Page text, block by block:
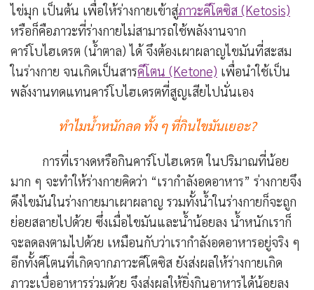
ไข่มุก เป็นต้น เพื่อให้ร่างกายเข้าสู่ภาวะคีโตซิส (Ketosis)
หรือก็คือภาวะที่ร่างกายไม่สามารถใช้พลังงานจาก
คาร์โบไฮเดรต (น้ำตาล) ได้ จึงต้องเผาผลาญไขมันที่สะสม
ในร่างกาย จนเกิดเป็นสารคีโตน (Ketone) เพื่อนำใช้เป็น
พลังงานทดแทนคาร์โบไฮเดรตที่สูญเสียไปนั่นเอง
ทำไมน้ำหนักลด ทั้ง ๆ ที่กินไขมันเยอะ?
การที่เรางดหรือกินคาร์โบไฮเดรต ในปริมาณที่น้อย
มาก ๆ จะทำให้ร่างกายคิดว่า “เรากำลังอดอาหาร” ร่างกายจึง
ดึงไขมันในร่างกายมาเผาผลาญ รวมทั้งน้ำในร่างกายก็จะถูก
ย่อยสลายไปด้วย ซึ่งเมื่อไขมันและน้ำน้อยลง น้ำหนักเราก็
จะลดลงตามไปด้วย เหมือนกับว่าเรากำลังอดอาหารอยู่จริง ๆ
อีกทั้งคีโตนที่เกิดจากภาวะคีโตซิส ยังส่งผลให้ร่างกายเกิด
ภาวะเบื่ออาหารร่วมด้วย จึงส่งผลให้ยิ่งกินอาหารได้น้อยลง